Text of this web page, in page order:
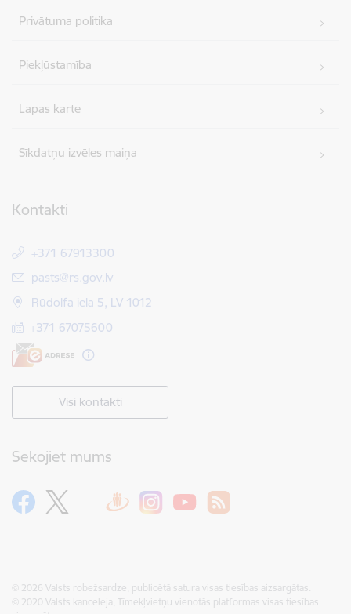
Privātuma politika
Piekļūstamība
Lapas karte
Sīkdatņu izvēles maiņa
Kontakti
+371 67913300
E-pasts:
pasts@rs.gov.lv
Rūdolfa iela 5, LV 1012
+371 67075600
Visi kontakti
Sekojiet mums
© 2026 Valsts robežsardze, publicētā satura visas tiesības aizsargātas.
© 2020 Valsts kanceleja, Tīmekļvietņu vienotās platformas visas tiesības